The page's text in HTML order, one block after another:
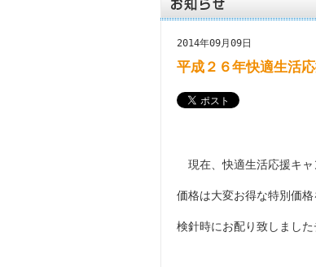
2014年09月09日
平成２６年快適生活
現在、快適生活応援キャ
価格は大変お得な特別価格
検針時にお配り致しました